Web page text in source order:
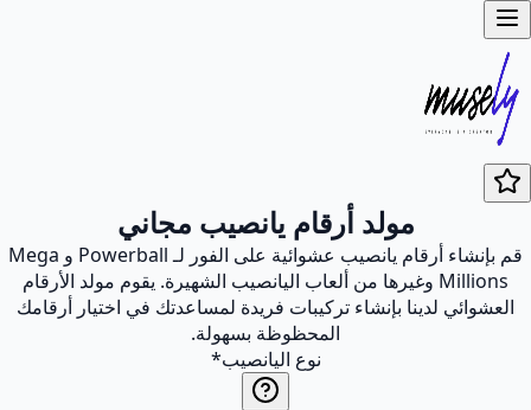
مولد أرقام يانصيب مجاني
قم بإنشاء أرقام يانصيب عشوائية على الفور لـ Powerball و Mega
Millions وغيرها من ألعاب اليانصيب الشهيرة. يقوم مولد الأرقام
العشوائي لدينا بإنشاء تركيبات فريدة لمساعدتك في اختيار أرقامك
المحظوظة بسهولة.
نوع اليانصيب*